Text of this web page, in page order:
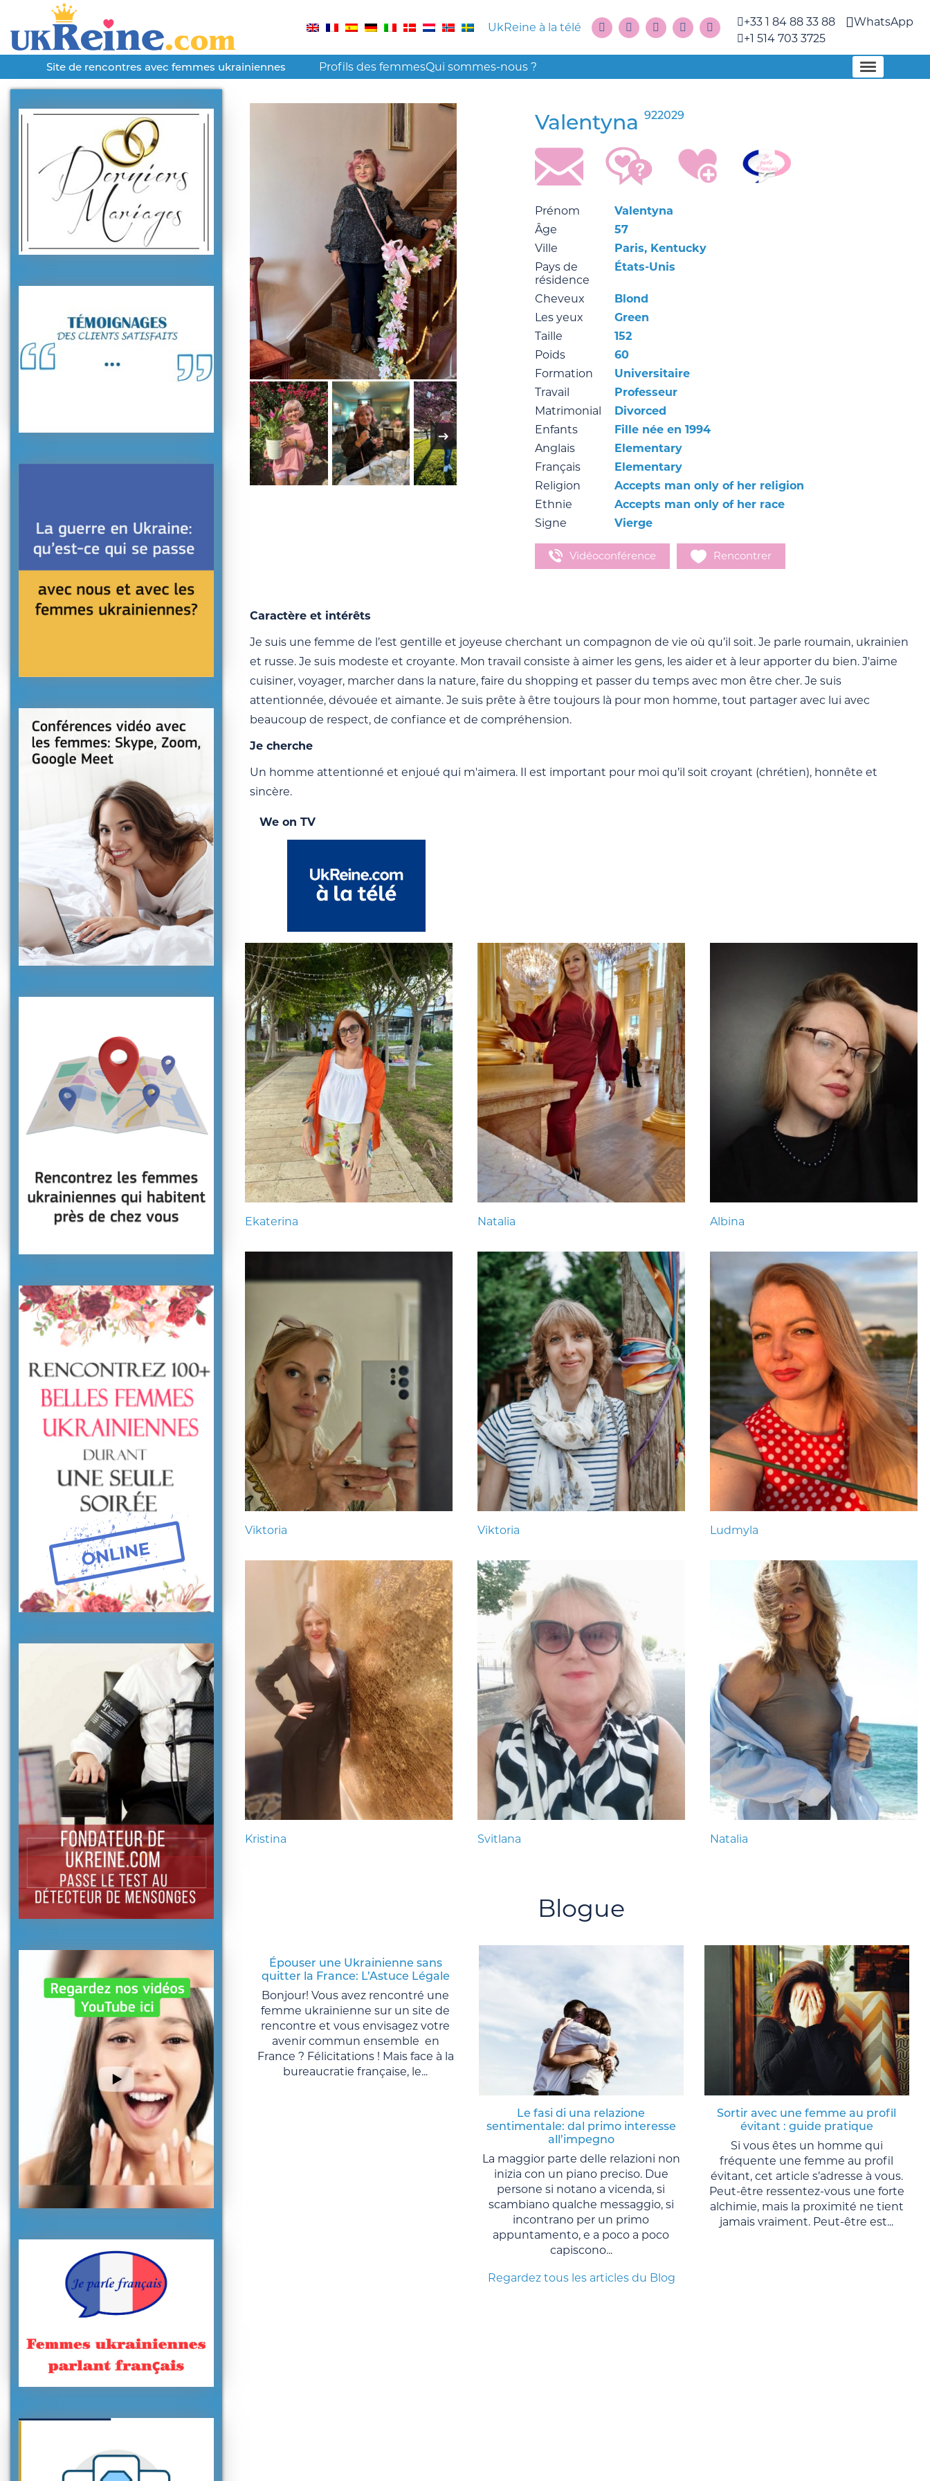
UkReine à la télé
+33 1 84 88 33 88
+1 514 703 3725
WhatsApp
Site de rencontres avec femmes ukrainiennes Profils des femmesQui sommes-nous ?
Valentyna 922029
Prénom
Valentyna
Âge
57
Ville
Paris, Kentucky
Pays de
résidence
États-Unis
Cheveux
Blond
Les yeux
Green
Taille
152
Poids
60
Formation
Universitaire
Travail
Professeur
Matrimonial
Divorced
Enfants
Fille née en 1994
Anglais
Elementary
Français
Elementary
Religion
Accepts man only of her religion
Ethnie
Accepts man only of her race
Signe
Vierge
Vidéoconférence Rencontrer
Caractère et intérêts
Je suis une femme de l’est gentille et joyeuse cherchant un compagnon de vie où qu’il soit. Je parle roumain, ukrainien
et russe. Je suis modeste et croyante. Mon travail consiste à aimer les gens, les aider et à leur apporter du bien. J'aime
cuisiner, voyager, marcher dans la nature, faire du shopping et passer du temps avec mon être cher. Je suis
attentionnée, dévouée et aimante. Je suis prête à être toujours là pour mon homme, tout partager avec lui avec
beaucoup de respect, de confiance et de compréhension.
Je cherche
Un homme attentionné et enjoué qui m'aimera. Il est important pour moi qu’il soit croyant (chrétien), honnête et
sincère.
We on TV
Ekaterina Natalia Albina
Viktoria Viktoria Ludmyla
Kristina Svitlana Natalia
Blogue
Épouser une Ukrainienne sans
quitter la France: L’Astuce Légale
Bonjour! Vous avez rencontré une
femme ukrainienne sur un site de
rencontre et vous envisagez votre
avenir commun ensemble en
France ? Félicitations ! Mais face à la
bureaucratie française, le...
Le fasi di una relazione
sentimentale: dal primo interesse
all’impegno
La maggior parte delle relazioni non
inizia con un piano preciso. Due
persone si notano a vicenda, si
scambiano qualche messaggio, si
incontrano per un primo
appuntamento, e a poco a poco
capiscono...
Sortir avec une femme au profil
évitant : guide pratique
Si vous êtes un homme qui
fréquente une femme au profil
évitant, cet article s’adresse à vous.
Peut-être ressentez-vous une forte
alchimie, mais la proximité ne tient
jamais vraiment. Peut-être est...
Regardez tous les articles du Blog